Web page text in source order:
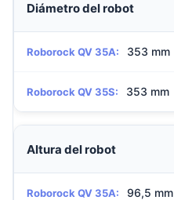
Diámetro del robot
Roborock QV 35A: 353 mm
Roborock QV 35S: 353 mm
Altura del robot
Roborock QV 35A: 96,5 mm